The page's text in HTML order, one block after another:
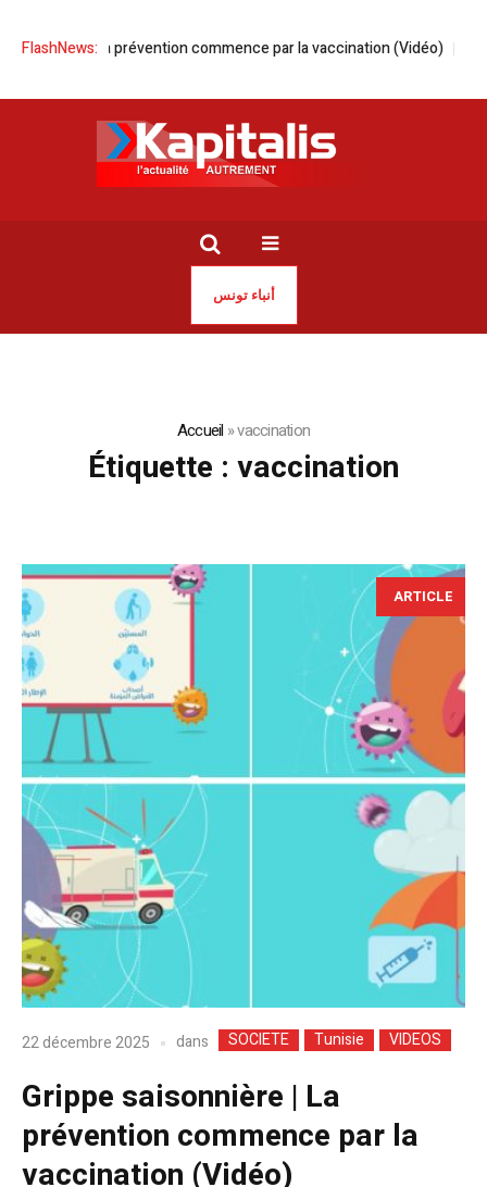
FlashNews:
prévention commence par la vaccination (Vidéo) Tunis | Report du
أنباء تونس
Accueil »vaccination
Étiquette : vaccination
ARTICLE
22 décembre 2025 dans SOCIETE Tunisie VIDEOS
Grippe saisonnière | La
prévention commence par la
vaccination (Vidéo)